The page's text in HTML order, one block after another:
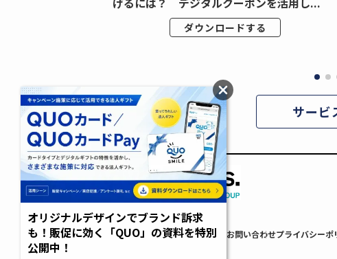
ダウンロードする
サービ
AdverTimes.についてFAQ利用規約 お問い合わせプライバシーポ
オリジナルデザインでブランド訴求
も！販促に効く「QUO」の資料を特別
公開中！